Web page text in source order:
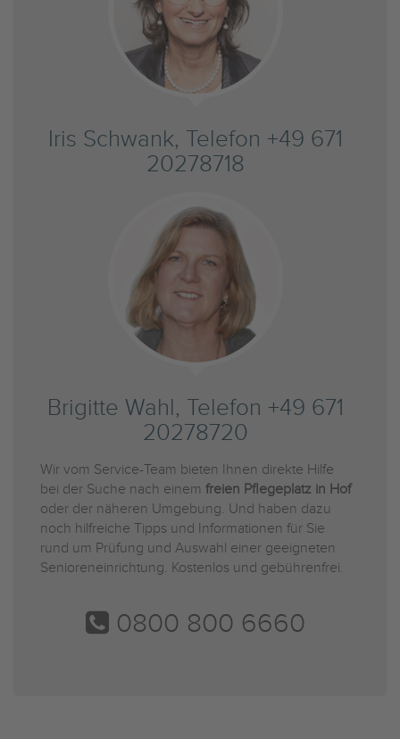
Iris Schwank, Telefon +49 671
20278718
Brigitte Wahl, Telefon +49 671
20278720
Wir vom Service-Team bieten Ihnen direkte Hilfe
bei der Suche nach einem freien Pflegeplatz in Hof
oder der näheren Umgebung. Und haben dazu
noch hilfreiche Tipps und Informationen für Sie
rund um Prüfung und Auswahl einer geeigneten
Senioreneinrichtung. Kostenlos und gebührenfrei.
0800 800 6660